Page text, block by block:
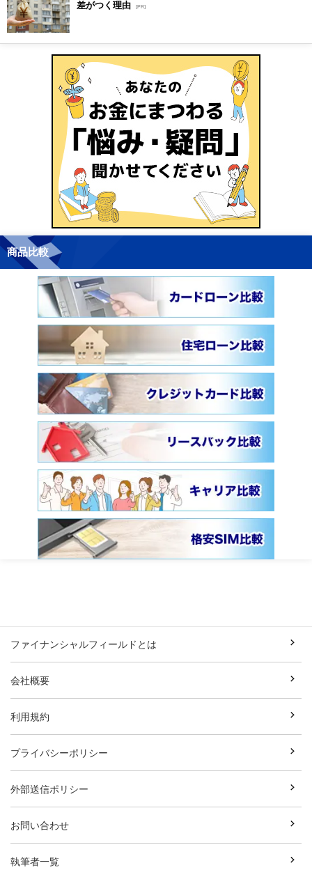
差がつく理由 [PR]
商品比較
ファイナンシャルフィールドとは
会社概要
利用規約
プライバシーポリシー
外部送信ポリシー
お問い合わせ
執筆者一覧